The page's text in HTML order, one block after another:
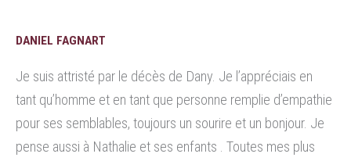
DANIEL FAGNART
Je suis attristé par le décès de Dany. Je l’appréciais en
tant qu’homme et en tant que personne remplie d’empathie
pour ses semblables, toujours un sourire et un bonjour. Je
pense aussi à Nathalie et ses enfants . Toutes mes plus